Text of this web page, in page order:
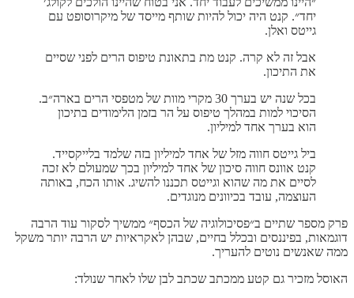
יחד״. קנט היה יכול להיות שותף מייסד של מיקרוסופט עם
גייטס ואלן.
אבל זה לא קרה. קנט מת בתאונת טיפוס הרים לפני שסיים
את התיכון.
בכל שנה יש בערך 30 מקרי מוות של מטפסי הרים בארה״ב.
הסיכוי למות במהלך טיפוס על הר בזמן הלימודים בתיכון
הוא בערך אחד למיליון.
ביל גייטס חווה מזל של אחד למיליון בזה שלמד בלייקסייד.
קנט אוונס חווה סיכון של אחד למיליון בכך שמעולם לא זכה
לסיים את מה שהוא וגייטס תכננו להשיג. אותו הכח, באותה
העוצמה, עובד בכיוונים מנוגדים.
פרק מספר שתיים ב״פסיכולוגיה של הכסף״ ממשיך לסקור עוד הרבה
דוגמאות, בפיננסים ובכלל בחיים, שבהן לאקראיות יש הרבה יותר משקל
ממה שאנשים נוטים להעריך.
האוסל מזכיר גם קטע ממכתב שכתב לבן שלו לאחר שנולד: